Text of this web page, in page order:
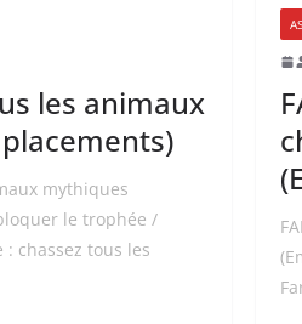
les animaux
mythiques
le trophée /
chassez tous les